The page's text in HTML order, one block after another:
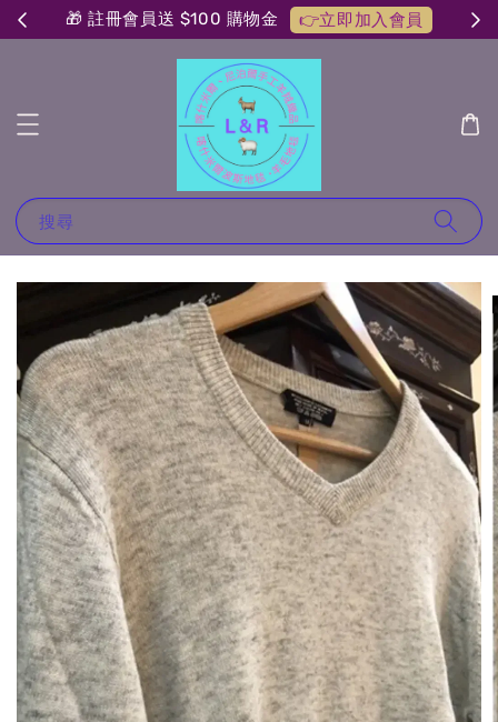
🎁 註冊會員送 $100 購物金 👉立即加入會員
搜尋